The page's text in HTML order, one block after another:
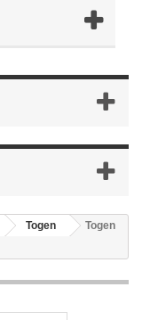
Togen
Togen